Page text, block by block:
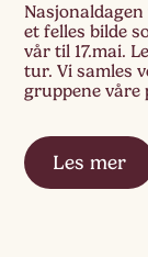
et felles bilde
vår til 17.mai.
tur. Vi samles
gruppene våre
Les mer